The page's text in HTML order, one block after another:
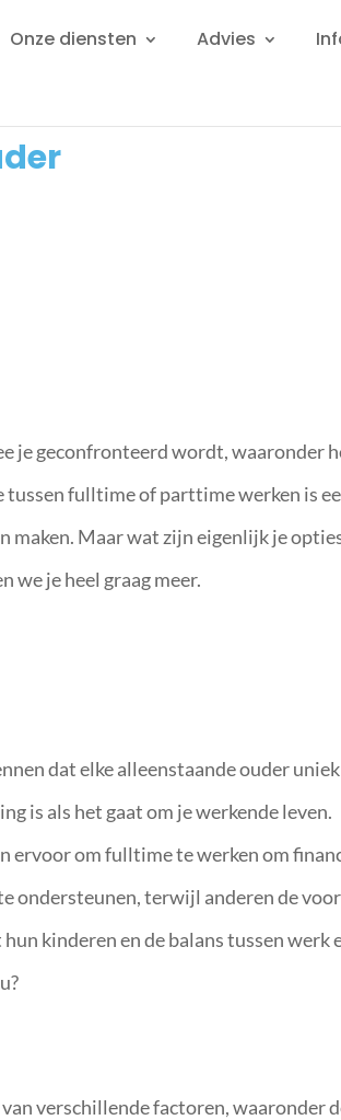
Onze diensten Advies
je geconfronteerd wordt, waaronder
tussen fulltime of parttime werken is
maken. Maar wat zijn eigenlijk je
we je heel graag meer.
dat elke alleenstaande ouder
is als het gaat om je werkende leven.
ervoor om fulltime te werken om
ondersteunen, terwijl anderen de
kinderen en de balans tussen werk
verschillende factoren, waaronder